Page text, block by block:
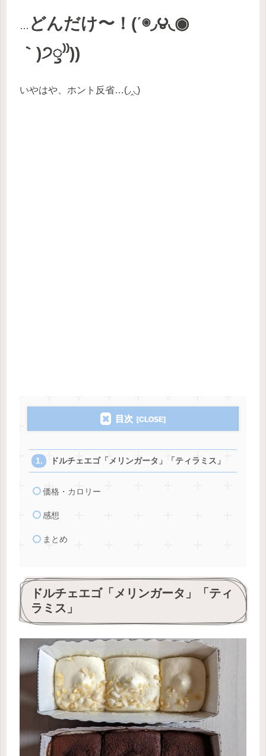
… どんだけ〜！(΄◉◞౪◟◉
｀)੭ꠥ⁾⁾))
いやはや、ホント反省…(◞‸◟)
目次
ドルチェエゴ「メリンガータ」「ティラミス」
価格・カロリー
感想
まとめ
ドルチェエゴ「メリンガータ」「ティ
ラミス」